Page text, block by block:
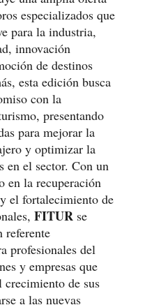
especializados que
para la industria,
innovación
de destinos
esta edición busca
con la
presentando
para mejorar la
y optimizar la
en el sector. Con un
en la recuperación
el fortalecimiento de
FITUR se
referente
profesionales del
y empresas que
crecimiento de sus
a las nuevas